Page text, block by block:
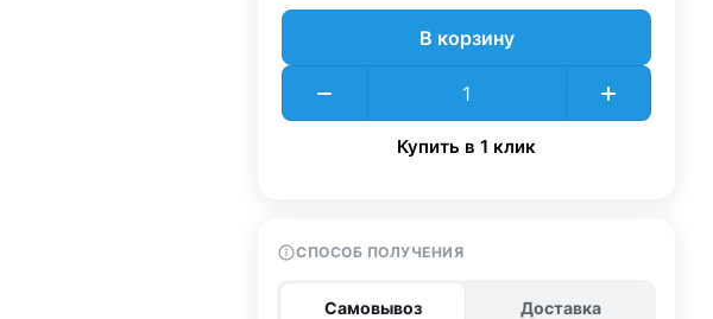
В корзину
Купить в 1 клик
СПОСОБ ПОЛУЧЕНИЯ
Самовывоз Доставка